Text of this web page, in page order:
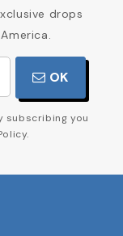
drops
OK
subscribing you